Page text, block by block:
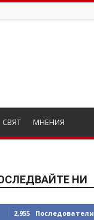
СВЯТ МНЕНИЯ
НИ
2,955 Последователи